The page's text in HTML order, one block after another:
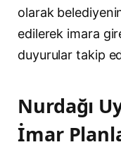
olarak
edilerek imara
duyurular takip
Nurdağı
İmar